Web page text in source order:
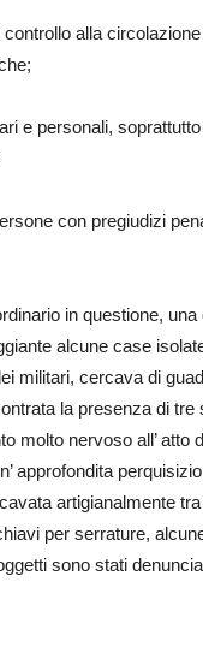
alla
e personali,
con pregiudizi
in questione,
alcune case
militari, cercava di
la presenza di
molto nervoso all’
approfondita
artigianalmente
per serrature,
sono stati